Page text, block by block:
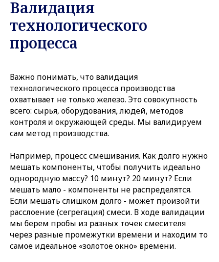
Валидация
технологического
процесса
Важно понимать, что валидация
технологического процесса производства
охватывает не только железо. Это совокупность
всего: сырья, оборудования, людей, методов
контроля и окружающей среды. Мы валидируем
сам метод производства.
Например, процесс смешивания. Как долго нужно
мешать компоненты, чтобы получить идеально
однородную массу? 10 минут? 20 минут? Если
мешать мало - компоненты не распределятся.
Если мешать слишком долго - может произойти
расслоение (сегрегация) смеси. В ходе валидации
мы берем пробы из разных точек смесителя
через разные промежутки времени и находим то
самое идеальное «золотое окно» времени.